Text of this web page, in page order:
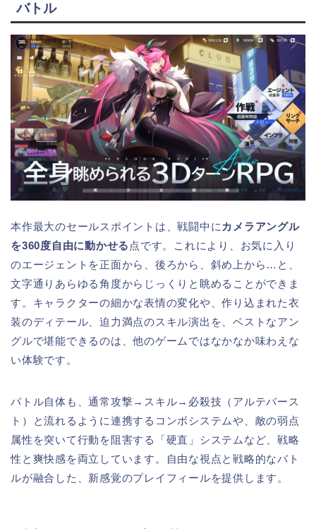
バトル
本作最大のセールスポイントは、戦闘中に カメラアングル
を360度自由に動かせる 点です。これにより、お気に入り
のエージェントを正面から、後ろから、斜め上から…と、
文字通りあらゆる角度からじっくりと眺めることができま
す。キャラクターの細かな表情の変化や、作り込まれた衣
装のディテール、迫力満点のスキル演出を、ベストなアン
グルで堪能できるのは、他のゲームではなかなか味わえな
い体験です。
バトル自体も、通常攻撃→スキル→必殺技（アルテバース
ト）と流れるように連携するコンボシステムや、敵の弱点
属性を突いて行動を阻害する「硬直」システムなど、戦略
性と爽快感を両立しています。自由な視点と戦略的なバト
ルが融合した、新感覚のプレイフィールを提供します。